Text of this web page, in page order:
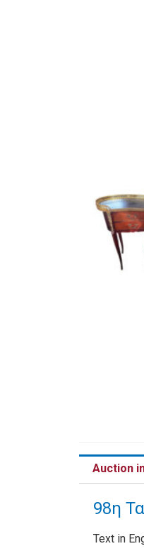
Auction
98η
Text in